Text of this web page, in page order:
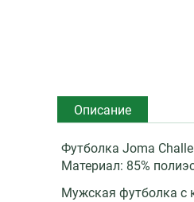
Описание
Футболка Joma
Материал: 85%
Мужская футболка с